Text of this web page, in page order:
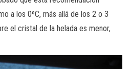
a los 0ºC, más allá de los 2 o 3
el cristal de la helada es menor,